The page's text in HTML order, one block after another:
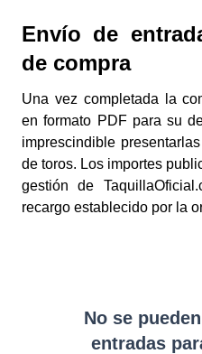
Envío de
de compra
Una vez completada la
en formato PDF para su
imprescindible
de toros. Los importes
gestión de
recargo establecido por la
No se
entradas